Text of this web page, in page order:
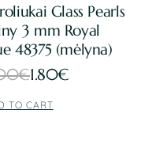
Glass Pearls
3 mm Royal
48375 (mėlyna)
€1.80€
TO CART